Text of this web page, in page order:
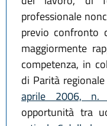
professionale
previo confronto
maggiormente
competenza, in
di Parità
aprile 2006, n.
opportunità tra